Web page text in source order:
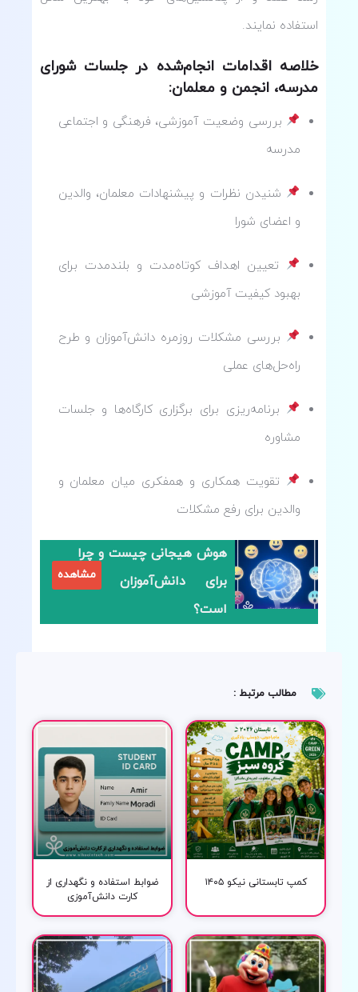
استفاده نمایند.
خلاصه اقدامات انجام‌شده در جلسات شورای
مدرسه، انجمن و معلمان:
بررسی وضعیت آموزشی، فرهنگی و اجتماعی
مدرسه
شنیدن نظرات و پیشنهادات معلمان، والدین
و اعضای شورا
تعیین اهداف کوتاه‌مدت و بلندمدت برای
بهبود کیفیت آموزشی
بررسی مشکلات روزمره دانش‌آموزان و طرح
راه‌حل‌های عملی
برنامه‌ریزی برای برگزاری کارگاه‌ها و جلسات
مشاوره
تقویت همکاری و همفکری میان معلمان و
والدین برای رفع مشکلات
هوش هیجانی چیست و چرا
برای دانش‌آموزان مهم
است؟
مشاهده
مطالب مرتبط :
کمپ تابستانی نیکو ۱۴۰۵
ضوابط استفاده و نگهداری از
کارت دانش‌آموزی